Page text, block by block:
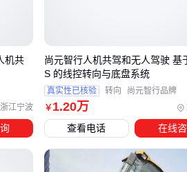
坦室内使用则可
三、不同使用
选择助行车时，
距离、是否需要
室内短距离移
浙江宁波
机共
￥ 1.20万
尚元智行人机共驾和无人驾驶 基
S 的线控转向与底盘系统
真实性已核验 转向 尚元智行品牌
查看电话 在线